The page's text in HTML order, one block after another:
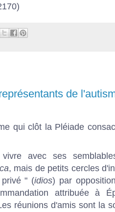
de
qui clôt la Pléiade
avec ses
, mais de petits cercles
" (idios) par
attribuée à
réunions d'amis sont la